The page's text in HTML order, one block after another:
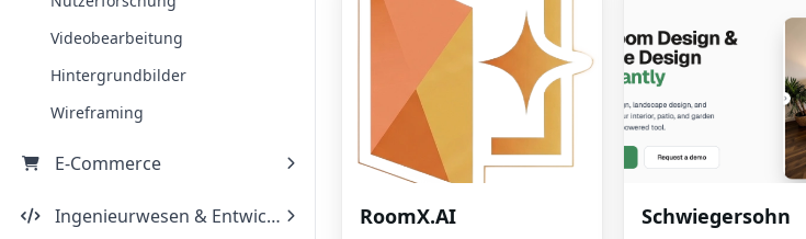
Videobearbeitung
Hintergrundbilder
Wireframing
E-Commerce
Ingenieurwesen & Entwicklung RoomX.AI Schwiegersohn